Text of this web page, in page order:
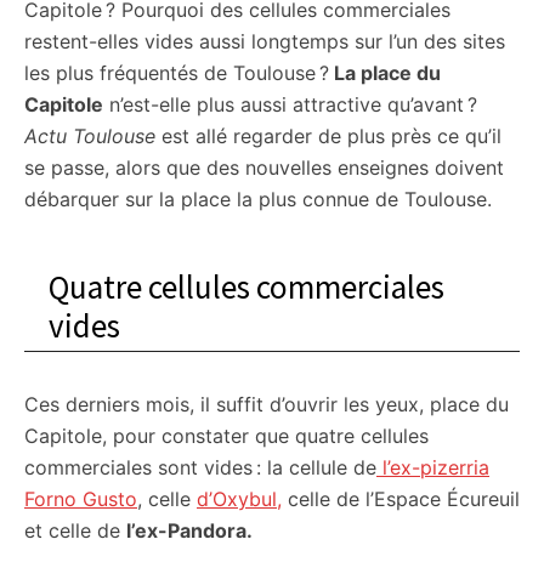
Capitole ? Pourquoi des cellules commerciales
restent-elles vides aussi longtemps sur l’un des sites
les plus fréquentés de Toulouse ? La place du
Capitole n’est-elle plus aussi attractive qu’avant ?
Actu Toulouse est allé regarder de plus près ce qu’il
se passe, alors que des nouvelles enseignes doivent
débarquer sur la place la plus connue de Toulouse.
Quatre cellules commerciales
vides
Ces derniers mois, il suffit d’ouvrir les yeux, place du
Capitole, pour constater que quatre cellules
commerciales sont vides : la cellule de l’ex-pizerria
Forno Gusto, celle d’Oxybul, celle de l’Espace Écureuil
et celle de l’ex-Pandora.